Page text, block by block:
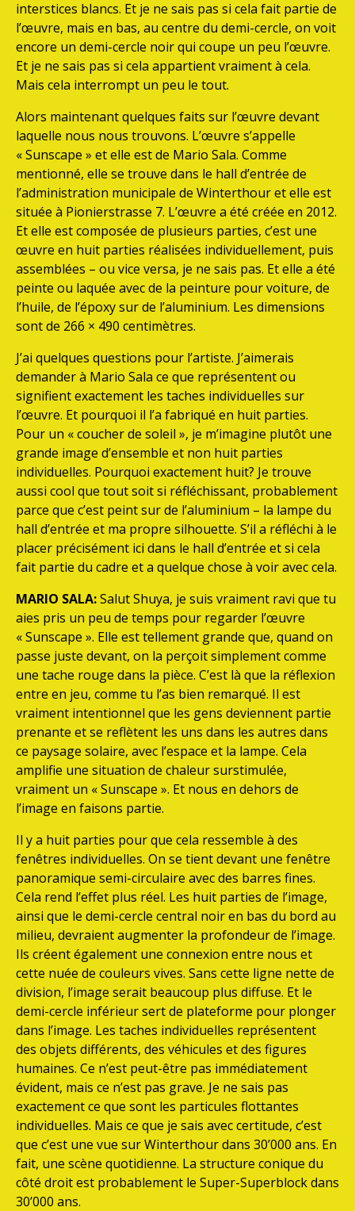
interstices blancs. Et je ne sais pas si cela fait partie de
l’œuvre, mais en bas, au centre du demi-cercle, on voit
encore un demi-cercle noir qui coupe un peu l’œuvre.
Et je ne sais pas si cela appartient vraiment à cela.
Mais cela interrompt un peu le tout.
Alors maintenant quelques faits sur l’œuvre devant
laquelle nous nous trouvons. L’œuvre s’appelle
« Sunscape » et elle est de Mario Sala. Comme
mentionné, elle se trouve dans le hall d’entrée de
l’administration municipale de Winterthour et elle est
située à Pionierstrasse 7. L’œuvre a été créée en 2012.
Et elle est composée de plusieurs parties, c’est une
œuvre en huit parties réalisées individuellement, puis
assemblées – ou vice versa, je ne sais pas. Et elle a été
peinte ou laquée avec de la peinture pour voiture, de
l’huile, de l’époxy sur de l’aluminium. Les dimensions
sont de 266 × 490 centimètres.
J’ai quelques questions pour l’artiste. J’aimerais
demander à Mario Sala ce que représentent ou
signifient exactement les taches individuelles sur
l’œuvre. Et pourquoi il l’a fabriqué en huit parties.
Pour un « coucher de soleil », je m’imagine plutôt une
grande image d’ensemble et non huit parties
individuelles. Pourquoi exactement huit? Je trouve
aussi cool que tout soit si réfléchissant, probablement
parce que c’est peint sur de l’aluminium – la lampe du
hall d’entrée et ma propre silhouette. S’il a réfléchi à le
placer précisément ici dans le hall d’entrée et si cela
fait partie du cadre et a quelque chose à voir avec cela.
MARIO SALA:Salut Shuya, je suis vraiment ravi que tu
aies pris un peu de temps pour regarder l’œuvre
« Sunscape ». Elle est tellement grande que, quand on
passe juste devant, on la perçoit simplement comme
une tache rouge dans la pièce. C’est là que la réflexion
entre en jeu, comme tu l’as bien remarqué. Il est
vraiment intentionnel que les gens deviennent partie
prenante et se reflètent les uns dans les autres dans
ce paysage solaire, avec l’espace et la lampe. Cela
amplifie une situation de chaleur surstimulée,
vraiment un « Sunscape ». Et nous en dehors de
l’image en faisons partie.
Il y a huit parties pour que cela ressemble à des
fenêtres individuelles. On se tient devant une fenêtre
panoramique semi-circulaire avec des barres fines.
Cela rend l’effet plus réel. Les huit parties de l’image,
ainsi que le demi-cercle central noir en bas du bord au
milieu, devraient augmenter la profondeur de l’image.
Ils créent également une connexion entre nous et
cette nuée de couleurs vives. Sans cette ligne nette de
division, l’image serait beaucoup plus diffuse. Et le
demi-cercle inférieur sert de plateforme pour plonger
dans l’image. Les taches individuelles représentent
des objets différents, des véhicules et des figures
humaines. Ce n’est peut-être pas immédiatement
évident, mais ce n’est pas grave. Je ne sais pas
exactement ce que sont les particules flottantes
individuelles. Mais ce que je sais avec certitude, c’est
que c’est une vue sur Winterthour dans 30’000 ans. En
fait, une scène quotidienne. La structure conique du
côté droit est probablement le Super-Superblock dans
30’000 ans.